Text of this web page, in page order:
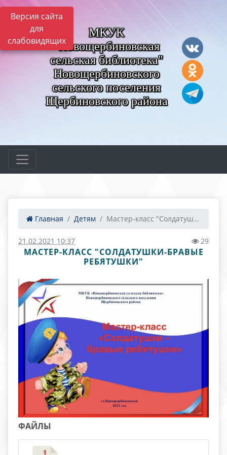
Версия сайта
для
слабовидящих
МКУК
"Новощербиновская
сельская библиотека"
Новощербиновского
сельского поселения
Щербиновского района
Главная Детям Мастер-класс "Солдатуш...
21.02.2021 10:37 29
МАСТЕР-КЛАСС "СОЛДАТУШКИ-БРАВЫЕ
РЕБЯТУШКИ"
ФАЙЛЫ